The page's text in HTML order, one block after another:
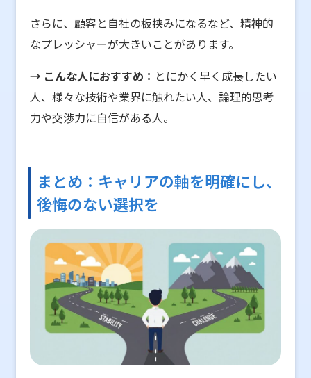
さらに、顧客と自社の板挟みになるなど、精神的
なプレッシャーが大きいことがあります。
→ こんな人におすすめ： とにかく早く成長したい
人、様々な技術や業界に触れたい人、論理的思考
力や交渉力に自信がある人。
まとめ：キャリアの軸を明確にし、
後悔のない選択を